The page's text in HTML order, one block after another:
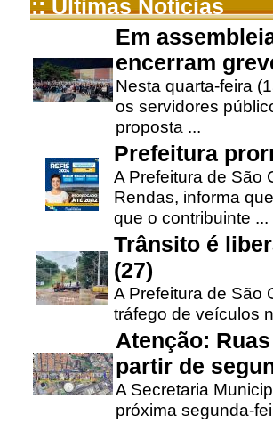
:: Últimas Notícias
Em
encerram
Nesta quarta-feira
os servidores
proposta ...
Prefeitura
A Prefeitura de São
Rendas, informa
que o contribuinte ...
Trânsito é
(27)
A Prefeitura de São
tráfego de veículos
Atenção:
partir de
A Secretaria
próxima segunda-